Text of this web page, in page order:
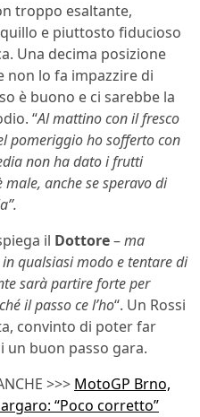
troppo esaltante,
e piuttosto fiducioso
Una decima posizione
non lo fa impazzire di
è buono e ci sarebbe la
“Al mattino con il fresco
pomeriggio ho sofferto con
non ha dato i frutti
male, anche se speravo di
il Dottore–ma
qualsiasi modo e tentare di
sarà partire forte per
il passo ce l’ho“. Un Rossi
convinto di poter far
un buon passo gara.
>>> MotoGP Brno,
“Poco corretto”